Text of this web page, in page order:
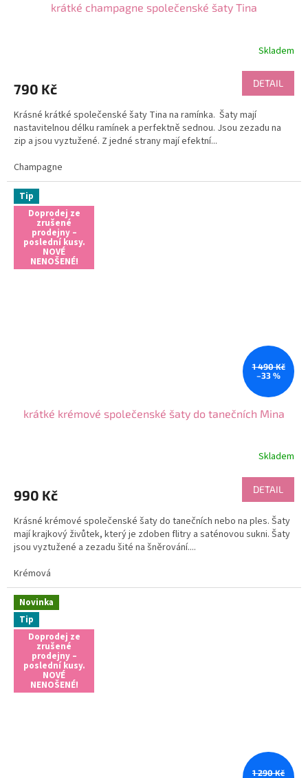
krátké champagne společenské šaty Tina
je
z
5
hvězdiček.
Skladem
790 Kč DETAIL
Krásné krátké společenské šaty Tina na ramínka. Šaty mají
nastavitelnou délku ramínek a perfektně sednou. Jsou zezadu na
zip a jsou vyztužené. Z jedné strany mají efektní...
Champagne
Tip
Doprodej ze
zrušené
prodejny –
poslední kusy.
NOVÉ
NENOŠENÉ!
1 490 Kč
–33 %
krátké krémové společenské šaty do tanečních Mina
je
z
5
hvězdiček.
Skladem
990 Kč DETAIL
Krásné krémové společenské šaty do tanečních nebo na ples. Šaty
mají krajkový živůtek, který je zdoben flitry a saténovou sukni. Šaty
jsou vyztužené a zezadu šité na šněrování....
Krémová
Novinka
Tip
Doprodej ze
zrušené
prodejny –
poslední kusy.
NOVÉ
NENOŠENÉ!
1 290 Kč